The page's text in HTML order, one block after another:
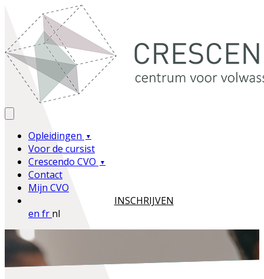
Opleidingen
Voor de cursist
Crescendo CVO
Contact
Mijn CVO
INSCHRIJVEN
en fr nl